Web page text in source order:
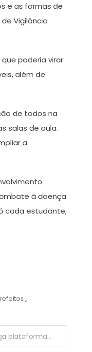
e as formas de
Vigilância
poderia virar
além de
de todos na
salas de aula.
a
à doença
cada estudante,
,
Comissão aceita projeto que obriga plataformas digitais a remunerar mídia tradicional